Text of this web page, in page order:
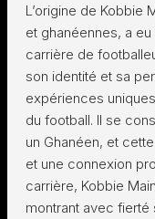
L’origine de Kobbie
et ghanéennes, a
carrière de
son identité et sa
expériences
du football. Il se
un Ghanéen, et
et une connexion
carrière, Kobbie
montrant avec fierté